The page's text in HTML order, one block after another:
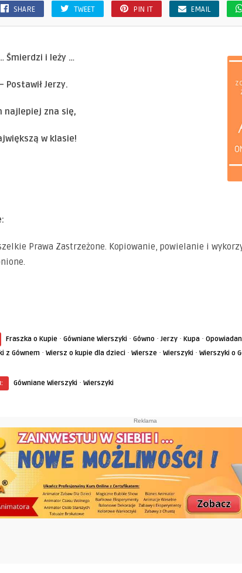
SHARE TWEET PIN IT EMAIL
Śmierdzi i leży …
Postawił Jerzy.
najlepiej zna się,
w klasie!
Prawa Zastrzeżone. Kopiowanie, powielanie i
Fraszka o Kupie · Gówniane Wierszyki · Gówno · Jerzy · Kupa ·
z Gównem · Wiersz o kupie dla dzieci · Wiersze · Wierszyki · Wierszyki o
Gówniane Wierszyki · Wierszyki
Reklama